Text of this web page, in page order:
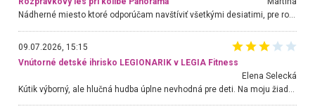
Nádherné miesto ktoré odporúčam navštíviť všetkými desiatimi, pre rodiny s deťmi, dôchodcom... Proste a jednoducho ozaj rozprávkový les.. určite ešte prídeme. Odniesli sme si na pamiatku krásne tričká,
09.07.2026, 15:15
Vnútorné detské ihrisko LEGIONARIK v LEGIA Fitness
Elena Selecká